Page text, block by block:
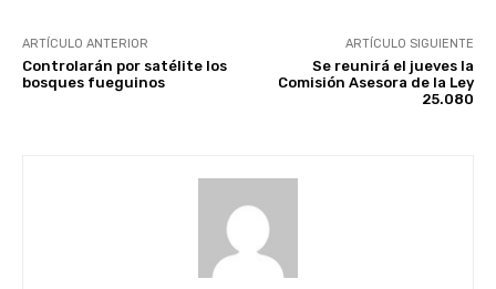
ARTÍCULO ANTERIOR
Controlarán por satélite los
bosques fueguinos
ARTÍCULO SIGUIENTE
Se reunirá el jueves la
Comisión Asesora de la Ley
25.080